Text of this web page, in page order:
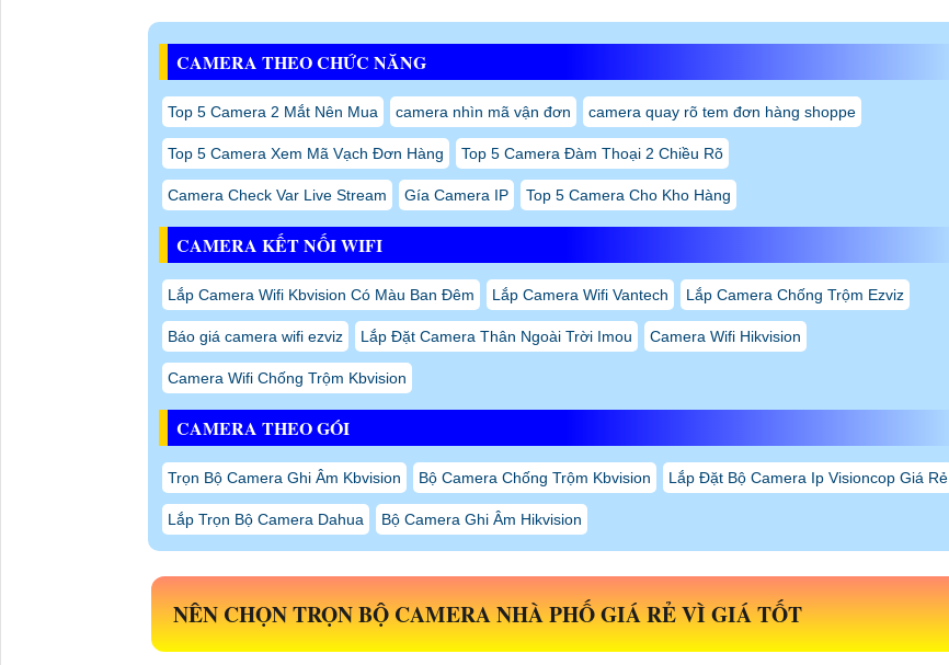
CAMERA THEO CHỨC NĂNG
Top 5 Camera 2 Mắt Nên Mua camera nhìn mã vận đơn camera quay rõ tem đơn hàng shoppe
Top 5 Camera Xem Mã Vạch Đơn Hàng Top 5 Camera Đàm Thoại 2 Chiều Rõ
Camera Check Var Live Stream Gía Camera IP Top 5 Camera Cho Kho Hàng
CAMERA KẾT NỐI WIFI
Lắp Camera Wifi Kbvision Có Màu Ban Đêm Lắp Camera Wifi Vantech Lắp Camera Chống Trộm Ezviz
Báo giá camera wifi ezviz Lắp Đặt Camera Thân Ngoài Trời Imou Camera Wifi Hikvision
Camera Wifi Chống Trộm Kbvision
CAMERA THEO GÓI
Trọn Bộ Camera Ghi Âm Kbvision Bộ Camera Chống Trộm Kbvision Lắp Đặt Bộ Camera Ip Visioncop Giá Rẻ
Lắp Trọn Bộ Camera Dahua Bộ Camera Ghi Âm Hikvision
NÊN CHỌNTRỌN BỘ CAMERA NHÀ PHỐ GIÁ RẺVÌ GIÁ TỐT